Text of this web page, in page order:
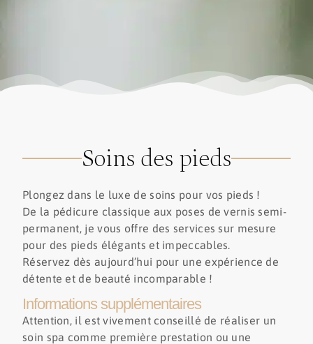
Soins des pieds
Plongez dans le luxe de soins pour vos pieds !
De la pédicure classique aux poses de vernis semi-
permanent, je vous offre des services sur mesure
pour des pieds élégants et impeccables.
Réservez dès aujourd’hui pour une expérience de
détente et de beauté incomparable !
Informations supplémentaires
Attention, il est vivement conseillé de réaliser un
soin spa comme première prestation ou une